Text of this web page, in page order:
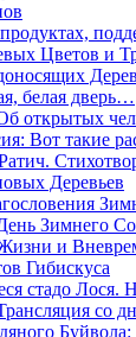
Цветов и
белая дверь…
открытых
Вот такие
Деревьев
Зимнего
и
Гибискуса
стадо Лося.
со